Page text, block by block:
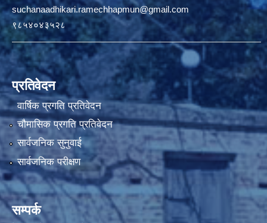
suchanaadhikari.ramechhapmun@gmail.com
९८५४०४३५२८
प्रतिवेदन
वार्षिक प्रगति प्रतिवेदन
चौमासिक प्रगति प्रतिवेदन
सार्वजनिक सुनुवाई
सार्वजनिक परीक्षण
सम्पर्क